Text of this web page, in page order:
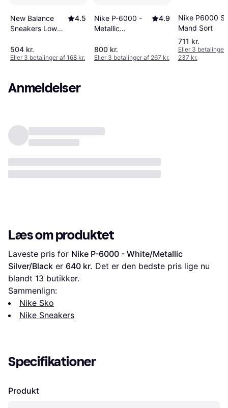
New Balance
Sneakers Low
Beige
4.5
504 kr.
Eller 3 betalinger af 168 kr.
Nike P-6000 -
Metallic
4.9
800 kr.
Eller 3 betalinger af 267 kr.
Nike P6000
Mand Sort
711 kr.
Eller 3 betalinger
237 kr.
Anmeldelser
Læs om produktet
Laveste pris for Nike P-6000 - White/Metallic
Silver/Black er 640 kr. Det er den bedste pris lige nu
blandt 13 butikker.
Sammenlign:
Nike Sko
Nike Sneakers
Specifikationer
Produkt